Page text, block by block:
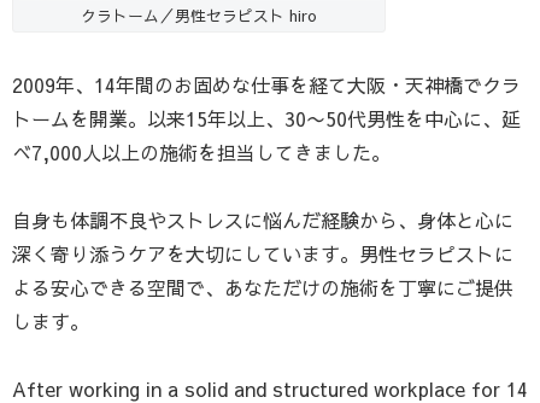
クラトーム／男性セラピスト hiro
2009年、14年間のお固めな仕事を経て大阪・天神橋でクラ
トームを開業。以来15年以上、30〜50代男性を中心に、延
べ7,000人以上の施術を担当してきました。
自身も体調不良やストレスに悩んだ経験から、身体と心に
深く寄り添うケアを大切にしています。男性セラピストに
よる安心できる空間で、あなただけの施術を丁寧にご提供
します。
After working in a solid and structured workplace for 14